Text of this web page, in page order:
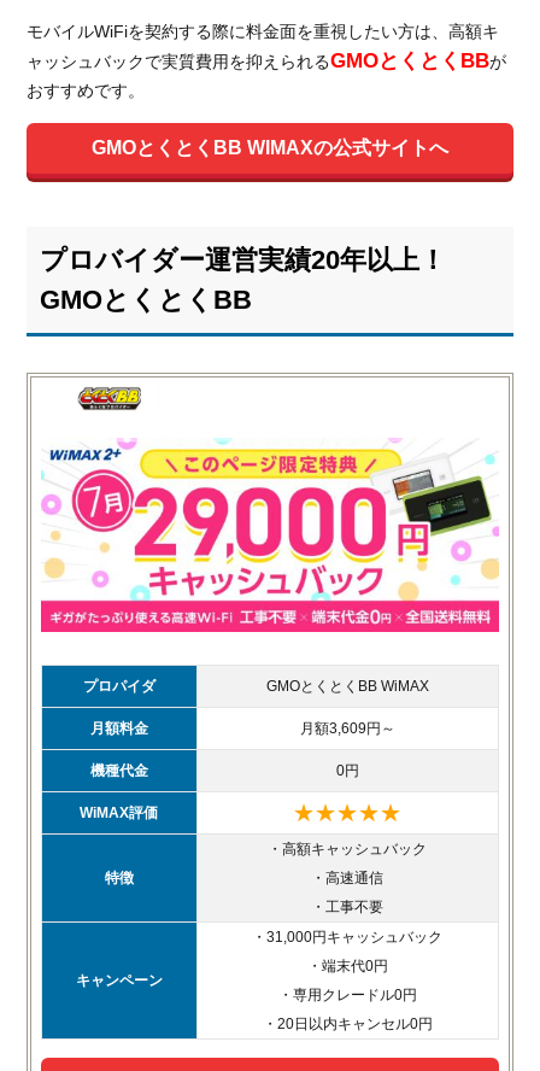
モバイルWiFiを契約する際に料金面を重視したい方は、高額キ
ャッシュバックで実質費用を抑えられるGMOとくとくBBが
おすすめです。
GMOとくとくBB WIMAXの公式サイトへ
プロバイダー運営実績20年以上！
GMOとくとくBB
プロパイダ GMOとくとくBB WiMAX
月額料金 月額3,609円～
機種代金 0円
WiMAX評価 ★★★★★
特徴
・高額キャッシュバック
・高速通信
・工事不要
キャンペーン
・31,000円キャッシュバック
・端末代0円
・専用クレードル0円
・20日以内キャンセル0円